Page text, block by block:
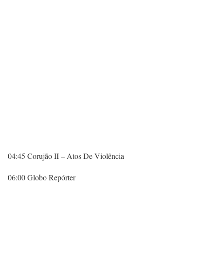
04:45 Corujão II – Atos De Violência
06:00 Globo Repórter